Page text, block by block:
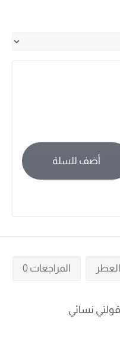
أضف للسلة
المراجعات 0
نسائي